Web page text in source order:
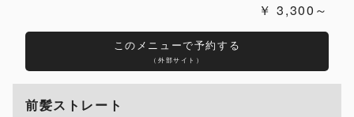
3,300～
このメニューで予約する
（外部サイト）
前髪ストレート